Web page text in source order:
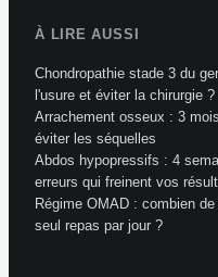
À LIRE AUSSI
Chondropathie stade 3 du
l'usure et éviter la chirurgie ?
Arrachement osseux : 3
éviter les séquelles
Abdos hypopressifs : 4
erreurs qui freinent vos
Régime OMAD : combien
seul repas par jour ?